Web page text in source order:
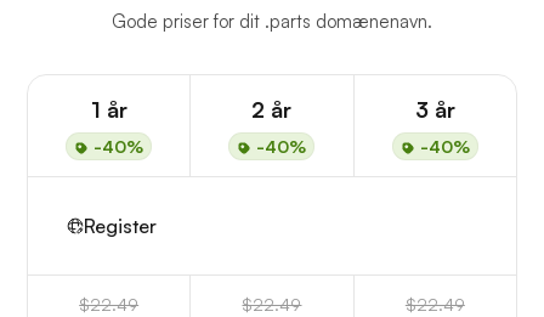
Gode priser for dit .parts domænenavn.
1 år
-40%
2 år
-40%
3 år
-40%
Register
$22.49 $22.49 $22.49